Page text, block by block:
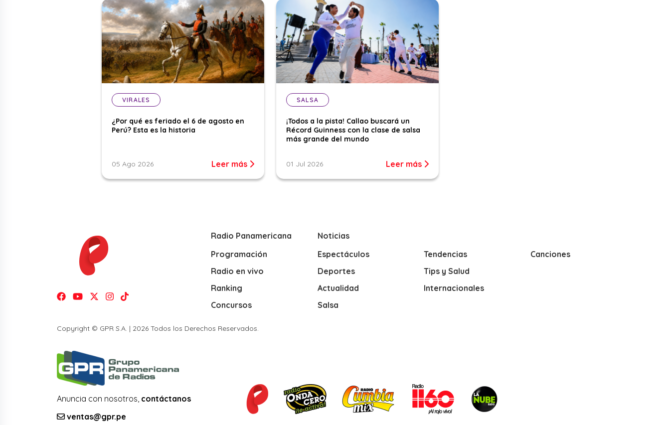
VIRALES
¿Por qué es feriado el 6 de agosto en
Perú? Esta es la historia
05 Ago 2026 Leer más
SALSA
¡Todos a la pista! Callao buscará un
Récord Guinness con la clase de salsa
más grande del mundo
01 Jul 2026 Leer más
Radio Panamericana
Programación
Radio en vivo
Ranking
Concursos
Noticias
Espectáculos
Deportes
Actualidad
Salsa
Tendencias
Tips y Salud
Internacionales
Canciones
Copyright © GPR S.A. | 2026 Todos los Derechos Reservados.
Anuncia con nosotros, contáctanos
ventas@gpr.pe